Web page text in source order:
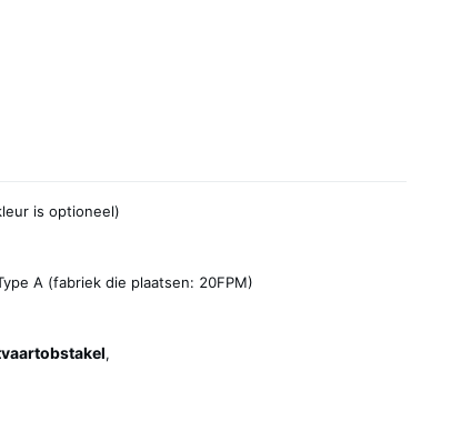
is optioneel)
A (fabriek die plaatsen: 20FPM)
,